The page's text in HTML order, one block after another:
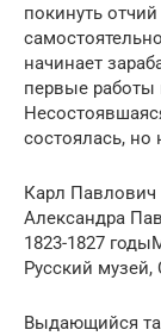
покинуть
начинает
первые работы
состоялась, но
Карл Павлович
Александра
1823-1827
Русский музей,
Выдающийся